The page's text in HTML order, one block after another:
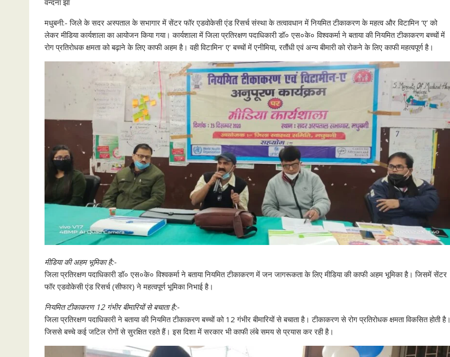
वन्दना झा
मधुबनी:- जिले के सदर अस्पताल के सभागार में सेंटर फॉर एडवोकेसी एंड रिसर्च संस्था के तत्वावधान में नियमित टीकाकरण के महत्व और विटामिन ‘ए’ को
लेकर मीडिया कार्यशाला का आयोजन किया गया। कार्यशाला में जिला प्रतिरक्षण पदाधिकारी डॉ० एस०के० विश्वकर्मा ने बताया की नियमित टीकाकरण बच्चों में
रोग प्रतिरोधक क्षमता को बढ़ाने के लिए काफी अहम है। वही विटामिन’ ए’ बच्चों में एनीमिया, रतौंधी एवं अन्य बीमारी को रोकने के लिए काफी महत्वपूर्ण है।
मीडिया की अहम भूमिका है:-
जिला प्रतिरक्षण पदाधिकारी डॉ० एस०के० विश्वकर्मा ने बताया नियमित टीकाकरण में जन जागरूकता के लिए मीडिया की काफी अहम भूमिका है। जिसमें सेंटर
फॉर एडवोकेसी एंड रिसर्च (सीफार) ने महत्वपूर्ण भूमिका निभाई है।
नियमित टीकाकरण 12 गंभीर बीमारियों से बचाता है:-
जिला प्रतिरक्षण पदाधिकारी ने बताया की नियमित टीकाकरण बच्चों को 12 गंभीर बीमारियों से बचाता है। टीकाकरण से रोग प्रतिरोधक क्षमता विकसित होती है।
जिससे बच्चे कई जटिल रोगों से सुरक्षित रहते हैं। इस दिशा में सरकार भी काफी लंबे समय से प्रयास कर रही है।